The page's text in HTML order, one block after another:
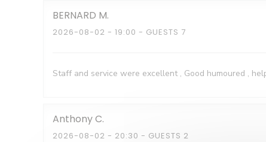
BERNARD M
2026-08-02 - 19:00 - GUESTS 7
Staff and service were excellent , Good humoured ,
AnthonyC
2026-08-02 - 20:30 - GUESTS 2